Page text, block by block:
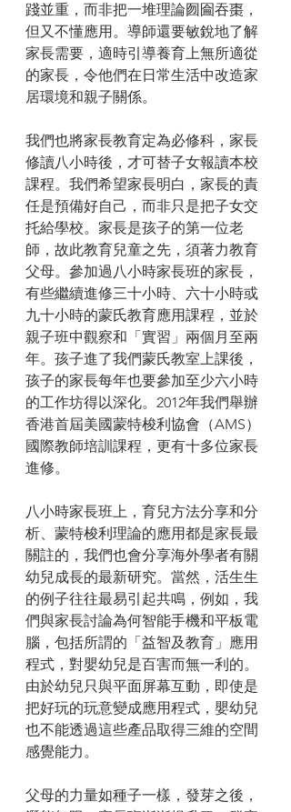
踐並重，而非把一堆理論囫圇吞棗，
但又不懂應用。導師還要敏銳地了解
家長需要，適時引導養育上無所適從
的家長，令他們在日常生活中改造家
居環境和親子關係。
我們也將家長教育定為必修科，家長
修讀八小時後，才可替子女報讀本校
課程。我們希望家長明白，家長的責
任是預備好自己，而非只是把子女交
托給學校。家長是孩子的第一位老
師，故此教育兒童之先，須著力教育
父母。參加過八小時家長班的家長，
有些繼續進修三十小時、六十小時或
九十小時的蒙氏教育應用課程，並於
親子班中觀察和「實習」兩個月至兩
年。孩子進了我們蒙氏教室上課後，
孩子的家長每年也要參加至少六小時
的工作坊得以深化。2012年我們舉辦
香港首屆美國蒙特梭利協會（AMS）
國際教師培訓課程，更有十多位家長
進修。
八小時家長班上，育兒方法分享和分
析、蒙特梭利理論的應用都是家長最
關註的，我們也會分享海外學者有關
幼兒成長的最新研究。當然，活生生
的例子往往最易引起共鳴，例如，我
們與家長討論為何智能手機和平板電
腦，包括所謂的「益智及教育」應用
程式，對嬰幼兒是百害而無一利的。
由於幼兒只與平面屏幕互動，即使是
把好玩的玩意變成應用程式，嬰幼兒
也不能透過這些產品取得三維的空間
感覺能力。
父母的力量如種子一樣，發芽之後，